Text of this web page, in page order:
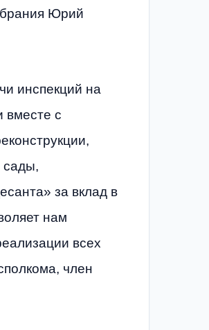
Юрий
инспекций на
вместе с
сады,
за вклад в
нам
всех
член